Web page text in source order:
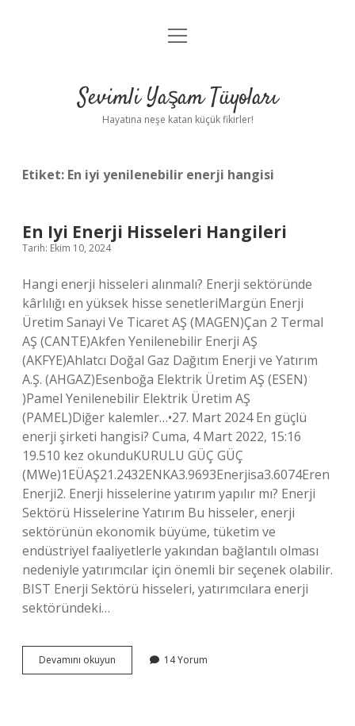
Anasayfa
Yasal Uyarı
menüyü
Sevimli Yaşam Tüyoları
Hayatına neşe katan küçük fikirler!
Etiket: En iyi yenilenebilir enerji hangisi
En Iyi Enerji Hisseleri Hangileri
Tarih: Ekim 10, 2024
Hangi enerji hisseleri alınmalı? Enerji sektöründe
kârlılığı en yüksek hisse senetleriMargün Enerji
Üretim Sanayi Ve Ticaret AŞ (MAGEN)Çan 2 Termal
AŞ (CANTE)Akfen Yenilenebilir Enerji AŞ
(AKFYE)Ahlatcı Doğal Gaz Dağıtım Enerji ve Yatırım
A.Ş. (AHGAZ)Esenboğa Elektrik Üretim AŞ (ESEN)
)Pamel Yenilenebilir Elektrik Üretim AŞ
(PAMEL)Diğer kalemler…•27. Mart 2024 En güçlü
enerji şirketi hangisi? Cuma, 4 Mart 2022, 15:16
19.510 kez okunduKURULU GÜÇ GÜÇ
(MWe)1EÜAŞ21.2432ENKA3.9693Enerjisa3.6074Eren
Enerji2. Enerji hisselerine yatırım yapılır mı? Enerji
Sektörü Hisselerine Yatırım Bu hisseler, enerji
sektörünün ekonomik büyüme, tüketim ve
endüstriyel faaliyetlerle yakından bağlantılı olması
nedeniyle yatırımcılar için önemli bir seçenek olabilir.
BIST Enerji Sektörü hisseleri, yatırımcılara enerji
sektöründeki…
Devamını okuyun
Iyi
14 Yorum